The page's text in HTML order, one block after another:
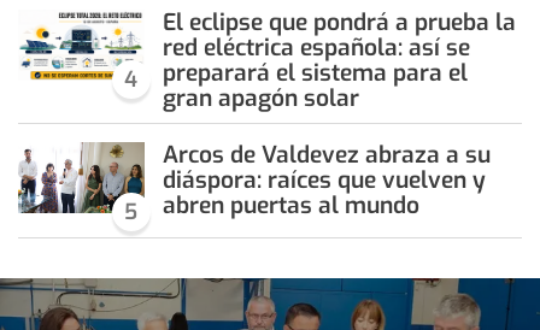
4
El eclipse que pondrá a prueba la
red eléctrica española: así se
preparará el sistema para el
gran apagón solar
5
Arcos de Valdevez abraza a su
diáspora: raíces que vuelven y
abren puertas al mundo